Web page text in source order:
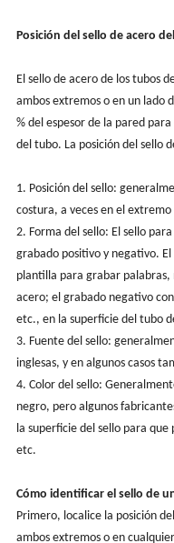
Posición del sello de acero
El sello de acero de los tubos
ambos extremos o en un lado
% del espesor de la pared
del tubo. La posición del sello
1. Posición del sello:
costura, a veces en el
2. Forma del sello: El sello
grabado positivo y negativo.
plantilla para grabar
acero; el grabado negativo
etc., en la superficie del tubo
3. Fuente del sello:
inglesas, y en algunos casos
4. Color del sello:
negro, pero algunos
la superficie del sello para
etc.
Cómo identificar el sello de
Primero, localice la posición
ambos extremos o en